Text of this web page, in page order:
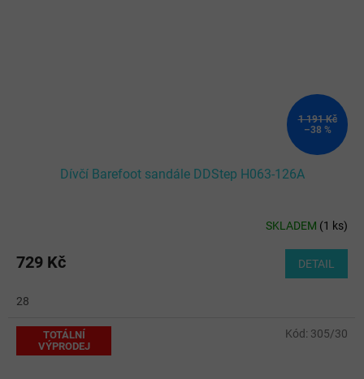
1 191 Kč
–38 %
Dívčí Barefoot sandále DDStep H063-126A
SKLADEM (1 ks)
729 Kč DETAIL
28
TOTÁLNÍ
VÝPRODEJ
Kód: 305/30